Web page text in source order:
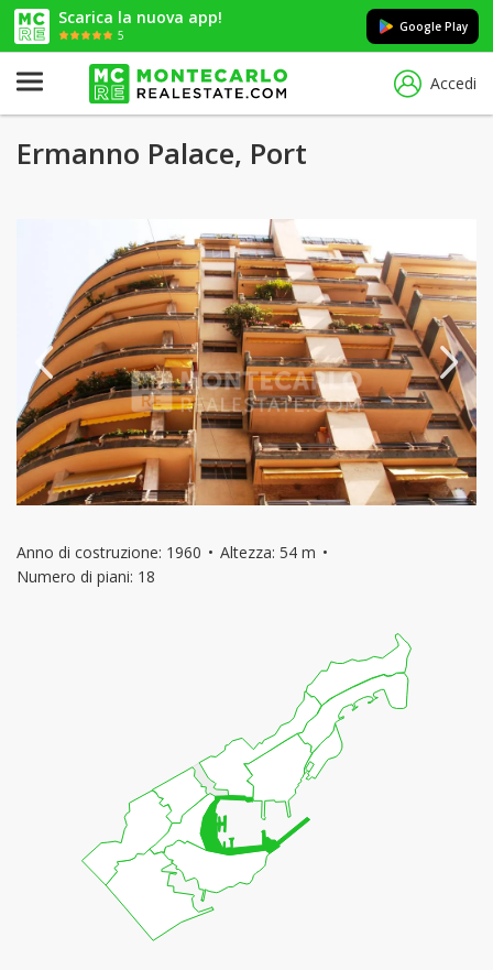
Scarica la nuova app!
5
Google Play
Accedi
Ermanno Palace, Port
Anno di costruzione: 1960
Altezza: 54 m
Numero di piani: 18